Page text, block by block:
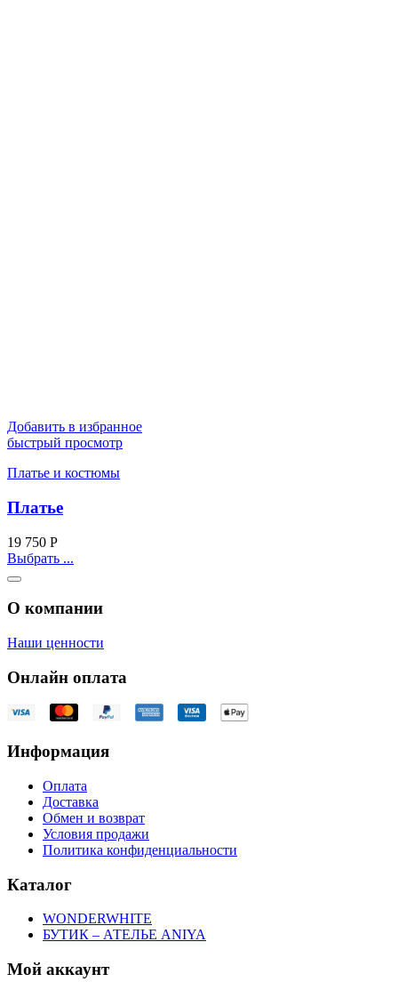
Добавить в избранное
быстрый просмотр
Платье и костюмы
Платье
19 750 Р
Выбрать ...
О компании
Наши ценности
Онлайн оплата
Информация
Оплата
Доставка
Обмен и возврат
Условия продажи
Политика конфиденциальности
Каталог
WONDERWHITE
БУТИК – АТЕЛЬЕ ANIYA
Мой аккаунт